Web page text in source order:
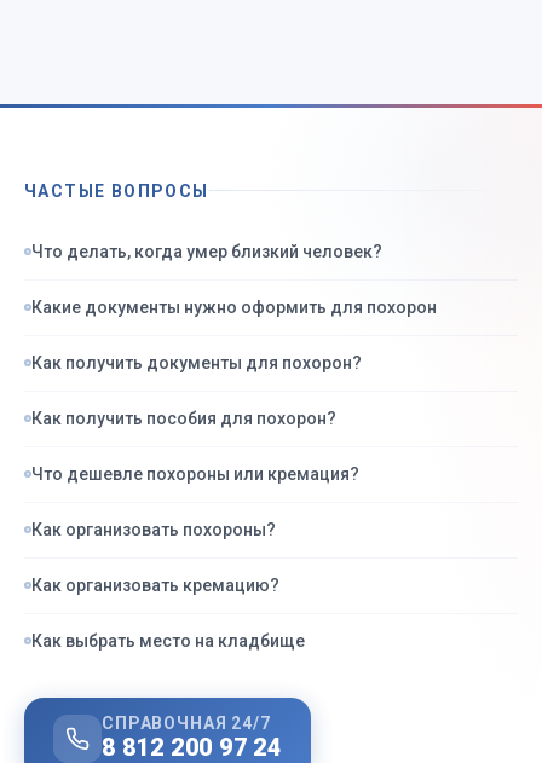
ЧАСТЫЕ ВОПРОСЫ
Что делать, когда умер близкий человек?
Какие документы нужно оформить для похорон
Как получить документы для похорон?
Как получить пособия для похорон?
Что дешевле похороны или кремация?
Как организовать похороны?
Как организовать кремацию?
Как выбрать место на кладбище
СПРАВОЧНАЯ 24/7
8 812 200 97 24